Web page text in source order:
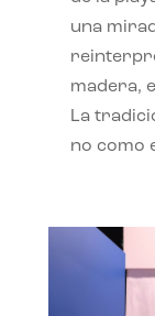
una
madera,
La
no como